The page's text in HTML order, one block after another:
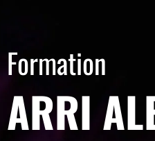
Formation
ARRI